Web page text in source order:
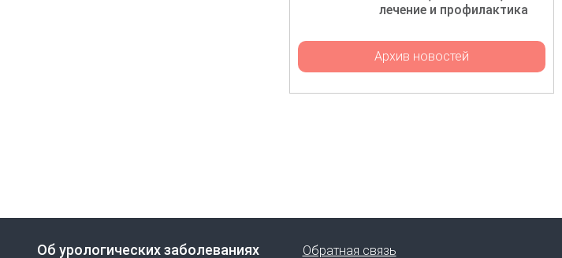
лечение и профилактика
Архив новостей
Об урологических заболеваниях Обратная связь